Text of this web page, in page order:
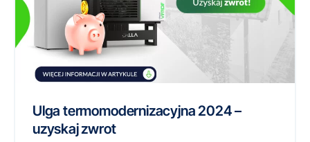
Ulga termomodernizacyjna 2024 –
uzyskaj zwrot